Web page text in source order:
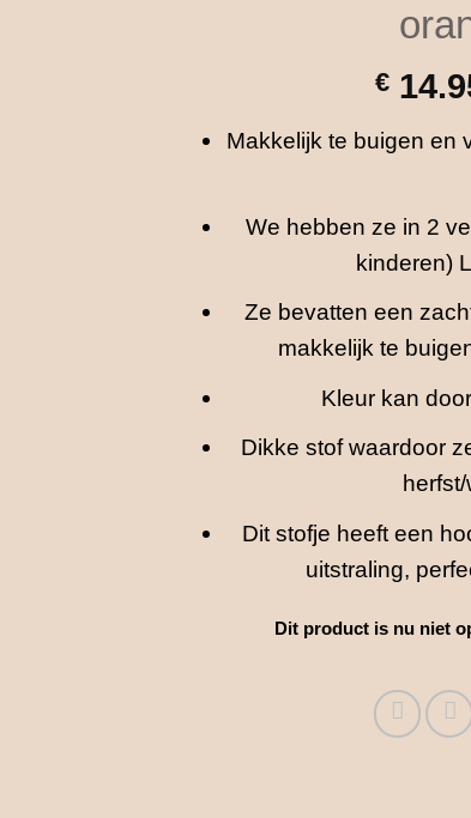
€
Makkelijk te buigen en
We hebben ze in 2
kinderen)
Ze bevatten een
makkelijk te
Kleur kan
Dikke stof waardoor
Dit stofje heeft een
uitstraling,
Dit product is nu niet